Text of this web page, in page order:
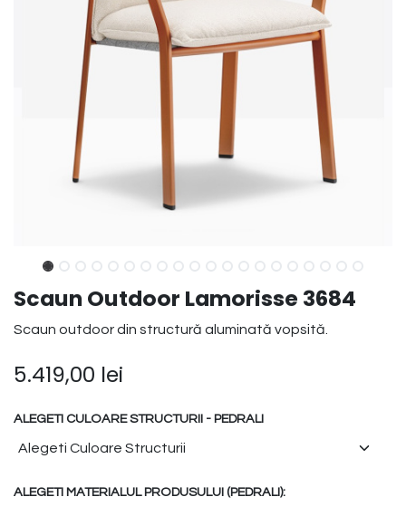
Scaun Outdoor Lamorisse 3684
Scaun outdoor din structură aluminată vopsită.
5.419,00 lei
ALEGETI CULOARE STRUCTURII - PEDRALI
ALEGETI MATERIALUL PRODUSULUI (PEDRALI):